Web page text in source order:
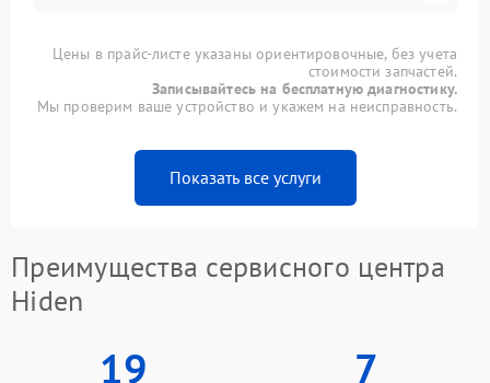
Цены в прайс-листе указаны ориентировочные, без учета
стоимости запчастей.
Записывайтесь на бесплатную диагностику.
Мы проверим ваше устройство и укажем на неисправность.
Показать все услуги
Преимущества сервисного центра
Hiden
19 7